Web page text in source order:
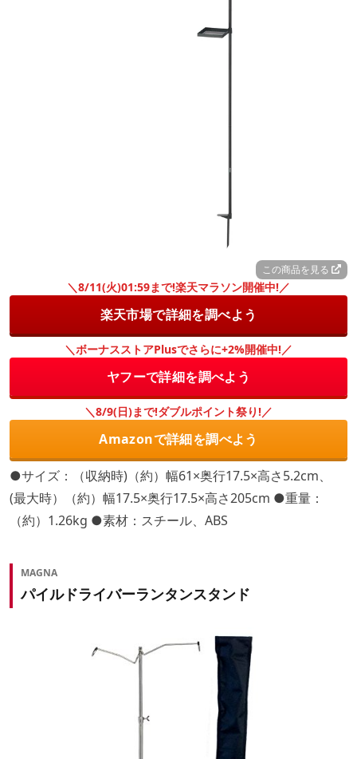
この商品を見る
＼8/11(火)01:59まで!楽天マラソン開催中!／
楽天市場で詳細を調べよう
＼ボーナスストアPlusでさらに+2%開催中!／
ヤフーで詳細を調べよう
＼8/9(日)まで!ダブルポイント祭り!／
Amazonで詳細を調べよう
●サイズ：（収納時)（約）幅61×奥行17.5×高さ5.2cm、
(最大時）（約）幅17.5×奥行17.5×高さ205cm ●重量：
（約）1.26kg ●素材：スチール、ABS
MAGNA
パイルドライバーランタンスタンド